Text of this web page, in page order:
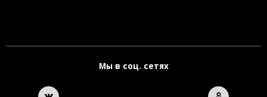
Мы в соц. сетях